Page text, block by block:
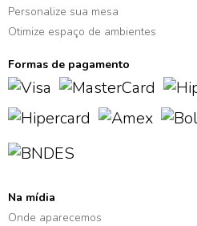
Personalize sua mesa
Otimize espaço de ambientes
Formas de pagamento
Na mídia
Onde aparecemos